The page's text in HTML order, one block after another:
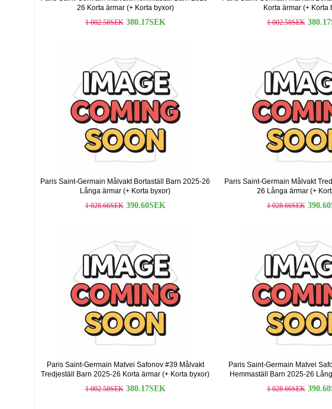
26 Korta ärmar (+ Korta byxor)
1 002.58SEK 380.17SEK
Korta ärmar (+ Korta
1 002.58SEK
Paris Saint-Germain Målvakt Bortaställ Barn 2025-26
Långa ärmar (+ Korta byxor)
1 028.66SEK 390.60SEK
Paris Saint-Germain Målvakt
26 Långa ärmar (+
1 028.66SEK
Paris Saint-Germain Matvei Safonov #39 Målvakt
Tredjeställ Barn 2025-26 Korta ärmar (+ Korta byxor)
1 002.58SEK 380.17SEK
Paris Saint-Germain Matvei
Hemmaställ Barn 2025-26
byxor)
1 028.66SEK